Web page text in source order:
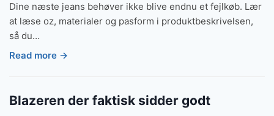
Dine næste jeans behøver ikke blive endnu et fejlkøb. Lær
at læse oz, materialer og pasform i produktbeskrivelsen,
så du…
Read more →
Blazeren der faktisk sidder godt